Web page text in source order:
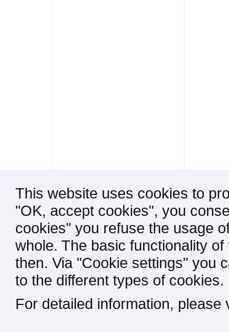
This website uses cookies to
"OK, accept cookies", you
cookies" you refuse the usage
whole. The basic functionality
then. Via "Cookie settings" you
to the different types of cookies.
For detailed information,